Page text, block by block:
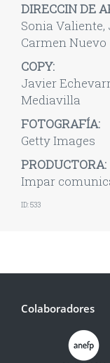
DIRECCIN DE
Sonia Valiente,
Carmen Nuevo
COPY:
Javier
Mediavilla
FOTOGRAFÍA:
Getty Images
PRODUCTORA:
Impar
ID: 533
Colaboradores